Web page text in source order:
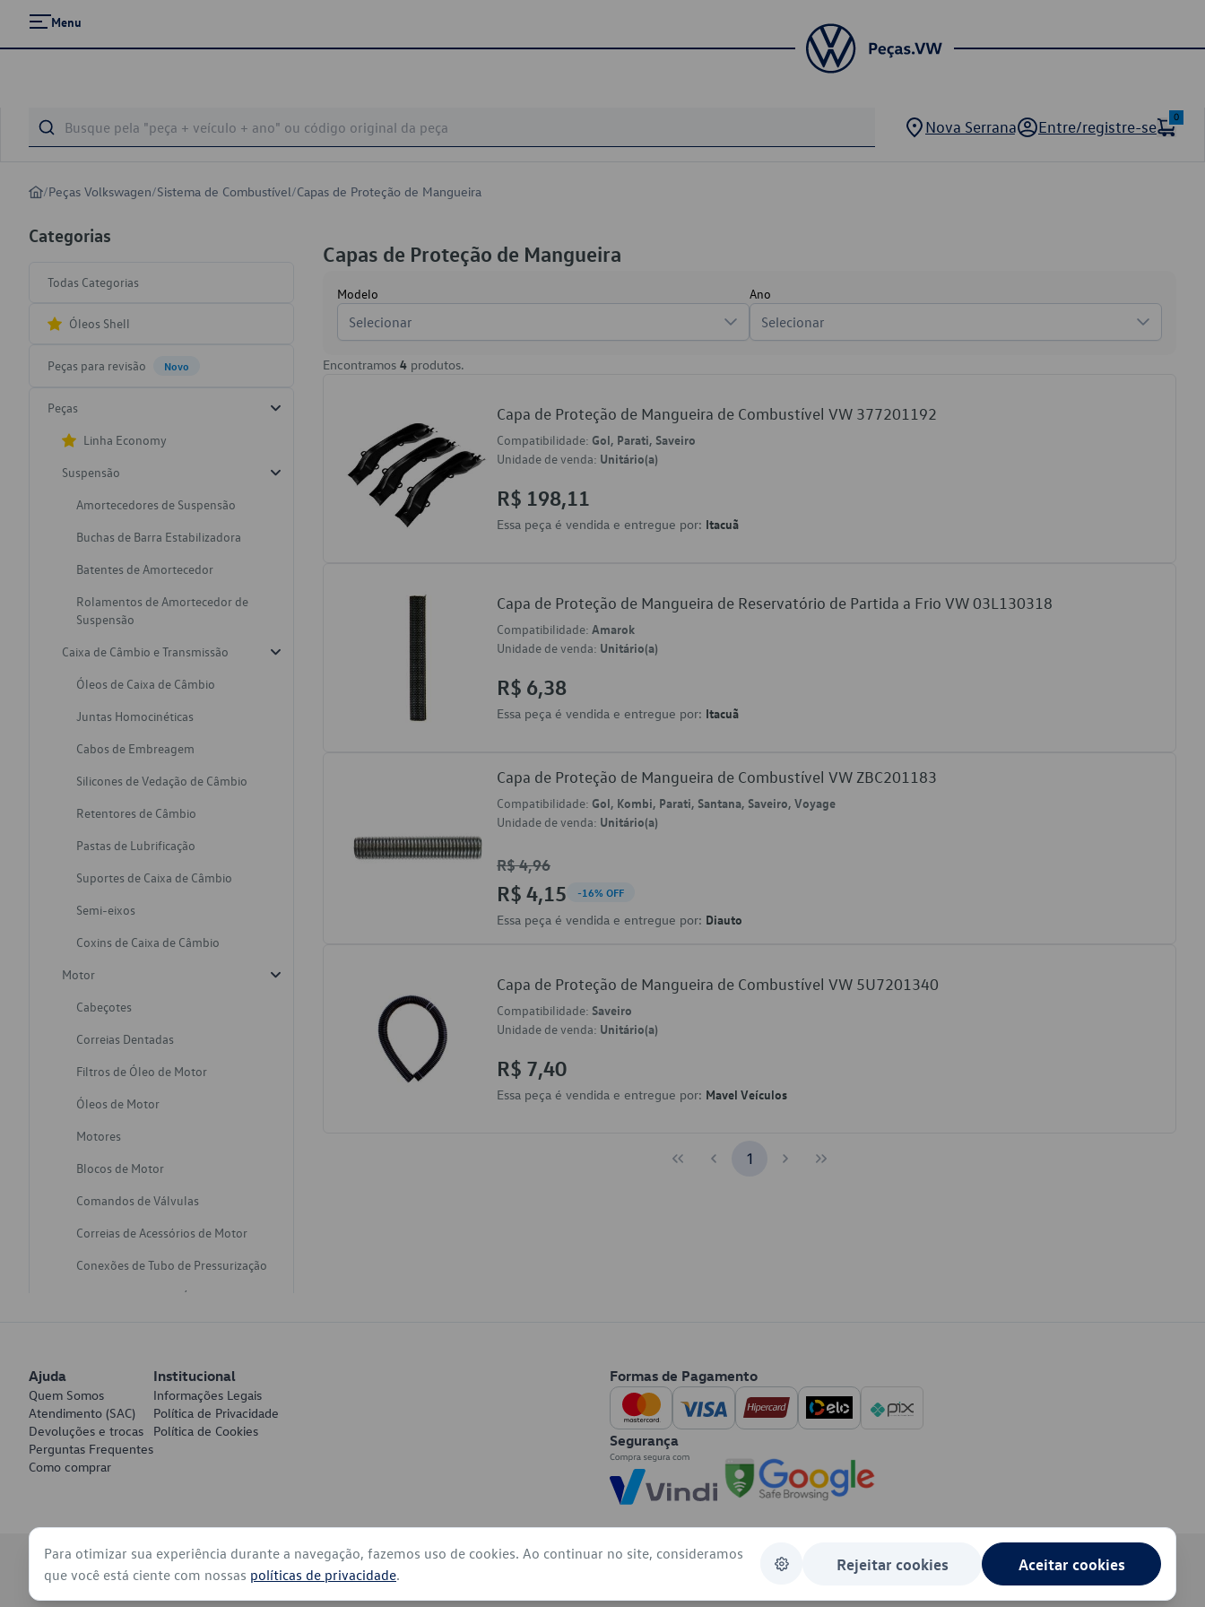
Menu
Nova Serrana Entre/registre-se
0
/Peças Volkswagen/Sistema de Combustível/Capas de Proteção de Mangueira
Categorias
Todas Categorias
Óleos Shell
Peças para revisão Novo
Peças
Linha Economy
Suspensão
Amortecedores de Suspensão
Buchas de Barra Estabilizadora
Batentes de Amortecedor
Rolamentos de Amortecedor de
Suspensão
Caixa de Câmbio e Transmissão
Óleos de Caixa de Câmbio
Juntas Homocinéticas
Cabos de Embreagem
Silicones de Vedação de Câmbio
Retentores de Câmbio
Pastas de Lubrificação
Suportes de Caixa de Câmbio
Semi-eixos
Coxins de Caixa de Câmbio
Motor
Cabeçotes
Correias Dentadas
Filtros de Óleo de Motor
Óleos de Motor
Motores
Blocos de Motor
Comandos de Válvulas
Correias de Acessórios de Motor
Conexões de Tubo de Pressurização
Varetas de Nivel de Óleo
Discos de Freio
Juntas de Bomba de Vácuo
Mangueiras de Vácuo de Servo
Pratos de Disco de Freio
Travas de Pastilha de Freio
Capas de Proteção de Mangueira
Modelo
Selecionar
Ano
Selecionar
Encontramos 4 produtos.
Capa de Proteção de Mangueira de Combustível VW 377201192
Compatibilidade: Gol, Parati, Saveiro
Unidade de venda: Unitário(a)
R$ 198,11
Essa peça é vendida e entregue por: Itacuã
Capa de Proteção de Mangueira de Reservatório de Partida a Frio VW 03L130318
Compatibilidade: Amarok
Unidade de venda: Unitário(a)
R$ 6,38
Essa peça é vendida e entregue por: Itacuã
Capa de Proteção de Mangueira de Combustível VW ZBC201183
Compatibilidade: Gol, Kombi, Parati, Santana, Saveiro, Voyage
Unidade de venda: Unitário(a)
R$ 4,96
R$ 4,15 -16% OFF
Essa peça é vendida e entregue por: Diauto
Capa de Proteção de Mangueira de Combustível VW 5U7201340
Compatibilidade: Saveiro
Unidade de venda: Unitário(a)
R$ 7,40
Essa peça é vendida e entregue por: Mavel Veículos
1
Ajuda
Quem Somos
Atendimento (SAC)
Devoluções e trocas
Perguntas Frequentes
Como comprar
Institucional
Informações Legais
Política de Privacidade
Política de Cookies
Formas de Pagamento
Segurança
© 2026 - Volkswagen do Brasil - Todos os direitos reservados
Para otimizar sua experiência durante a navegação, fazemos uso de cookies. Ao continuar no site, consideramos
que você está ciente com nossas políticas de privacidade.
Rejeitar cookies Aceitar cookies